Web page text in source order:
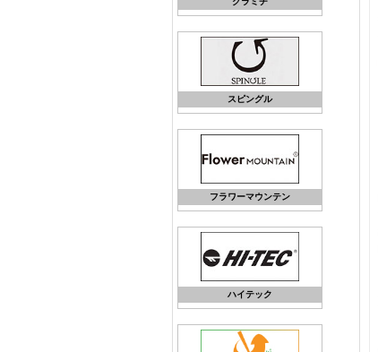
スピングル
フラワーマウンテン
ハイテック